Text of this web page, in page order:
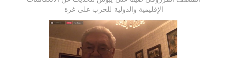
الإقليمية والدولية للحرب على غزة